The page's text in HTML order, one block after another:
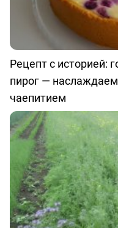
Рецепт с историей:
пирог —
чаепитием